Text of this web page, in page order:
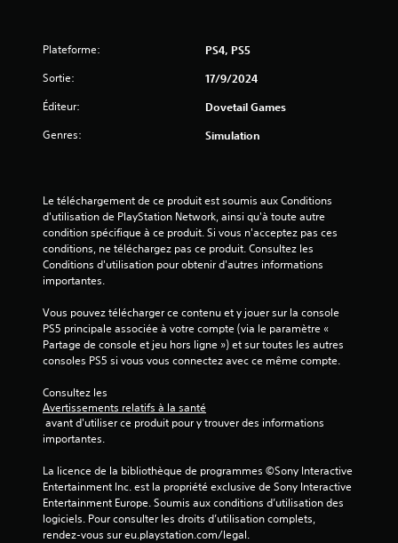
5
(
4
s
)
Plateforme: PS4, PS5
Sortie: 17/9/2024
Éditeur: Dovetail Games
Genres: Simulation
Le téléchargement de ce produit est soumis aux Conditions
d'utilisation de PlayStation Network, ainsi qu'à toute autre
condition spécifique à ce produit. Si vous n'acceptez pas ces
conditions, ne téléchargez pas ce produit. Consultez les
Conditions d'utilisation pour obtenir d'autres informations
importantes.
Vous pouvez télécharger ce contenu et y jouer sur la console
PS5 principale associée à votre compte (via le paramètre «
Partage de console et jeu hors ligne ») et sur toutes les autres
consoles PS5 si vous vous connectez avec ce même compte.
Consultez les
Avertissements relatifs à la santé
importantes.
La licence de la bibliothèque de programmes ©Sony Interactive
Entertainment Inc. est la propriété exclusive de Sony Interactive
Entertainment Europe. Soumis aux conditions d’utilisation des
logiciels. Pour consulter les droits d’utilisation complets,
rendez-vous sur eu.playstation.com/legal.